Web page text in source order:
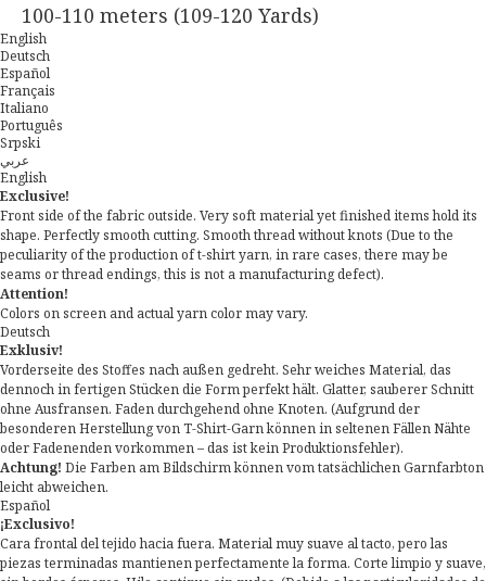
100-110 meters (109-120 Yards)
English
Deutsch
Español
Français
Italiano
Português
Srpski
عربي
English
Exclusive!
Front side of the fabric outside. Very soft material yet finished items hold its
shape. Perfectly smooth cutting. Smooth thread without knots (Due to the
peculiarity of the production of t-shirt yarn, in rare cases, there may be
seams or thread endings, this is not a manufacturing defect).
Attention!
Colors on screen and actual yarn color may vary.
Deutsch
Exklusiv!
Vorderseite des Stoffes nach außen gedreht. Sehr weiches Material, das
dennoch in fertigen Stücken die Form perfekt hält. Glatter, sauberer Schnitt
ohne Ausfransen. Faden durchgehend ohne Knoten. (Aufgrund der
besonderen Herstellung von T-Shirt-Garn können in seltenen Fällen Nähte
oder Fadenenden vorkommen – das ist kein Produktionsfehler).
Achtung! Die Farben am Bildschirm können vom tatsächlichen Garnfarbton
leicht abweichen.
Español
¡Exclusivo!
Cara frontal del tejido hacia fuera. Material muy suave al tacto, pero las
piezas terminadas mantienen perfectamente la forma. Corte limpio y suave,